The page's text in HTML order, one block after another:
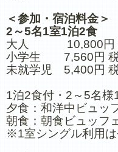
＜参加・宿泊料金＞
2～5名1室1泊2食
大人 10,800円 税
小学生 7,560円
未就学児 5,400円
1泊2食付・2～5名
夕食：和洋中ビュッ
朝食：朝食ビュッフ
※1室シングル利用は